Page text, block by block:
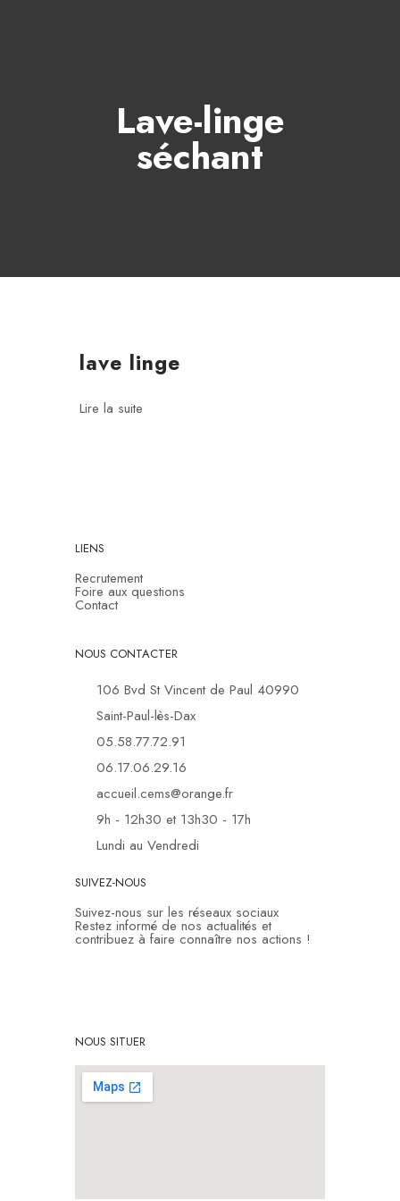
Lave-linge
séchant
lave linge
Lire la suite
LIENS
Recrutement
Foire aux questions
Contact
NOUS CONTACTER
106 Bvd St Vincent de Paul 40990
Saint-Paul-lès-Dax
05.58.77.72.91
06.17.06.29.16
accueil.cems@orange.fr
9h - 12h30 et 13h30 - 17h
Lundi au Vendredi
SUIVEZ-NOUS
Suivez-nous sur les réseaux sociaux
Restez informé de nos actualités et
contribuez à faire connaître nos actions !
NOUS SITUER